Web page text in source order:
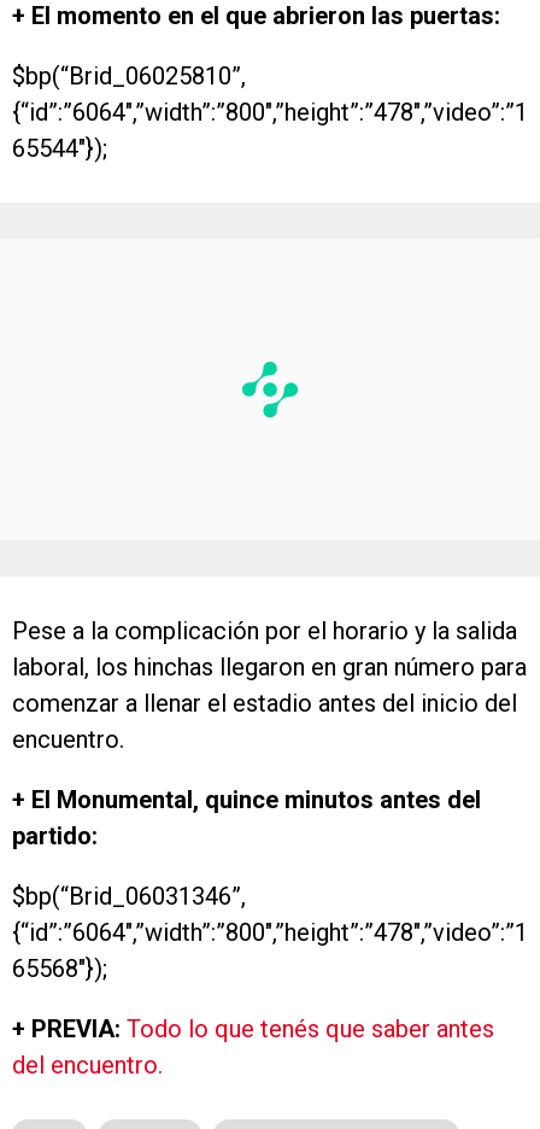
+ El momento en el que abrieron las puertas:
$bp(“Brid_06025810”,
{“id”:”6064″,”width”:”800″,”height”:”478″,”video”:”1
65544″});
Pese a la complicación por el horario y la salida
laboral, los hinchas llegaron en gran número para
comenzar a llenar el estadio antes del inicio del
encuentro.
+ El Monumental, quince minutos antes del
partido:
$bp(“Brid_06031346”,
{“id”:”6064″,”width”:”800″,”height”:”478″,”video”:”1
65568″});
+ PREVIA: Todo lo que tenés que saber antes
del encuentro.